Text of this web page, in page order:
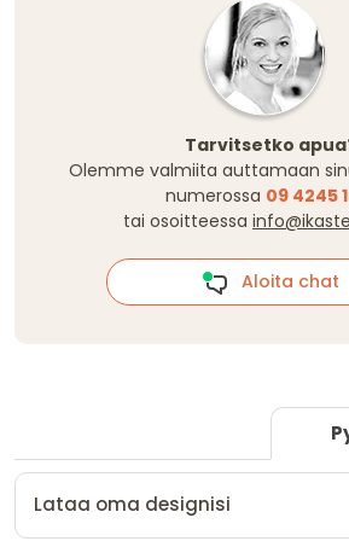
Tarvitsetko
Olemme valmiita auttamaan
numerossa 09 4245
tai osoitteessa
Aloita chat
Lataa oma designisi